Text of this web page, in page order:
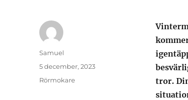
tror.
Författare
Samuel
Publicerat
den
5 december, 2023
Kategorier
Rörmokare